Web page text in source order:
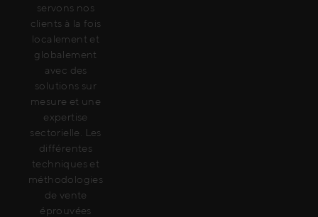
servons nos
clients à la fois
localement et
globalement
avec des
solutions sur
mesure et une
expertise
sectorielle. Les
différentes
techniques et
méthodologies
de vente
éprouvées